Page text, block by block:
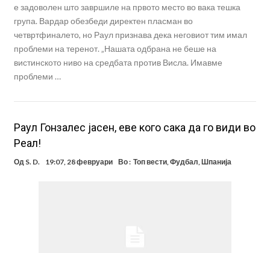
е задоволен што завршиле на првото место во вака тешка
група. Вардар обезбеди директен пласман во
четвртфиналето, но Раул признава дека неговиот тим имал
проблеми на теренот. „Нашата одбрана не беше на
вистинското ниво на средбата против Висла. Имавме
проблеми …
Раул Гонзалес јасен, еве кого сака да го види во
Реал!
Од S. D. 19:07, 28 февруари Во : Топ вести,Фудбал,Шпанија